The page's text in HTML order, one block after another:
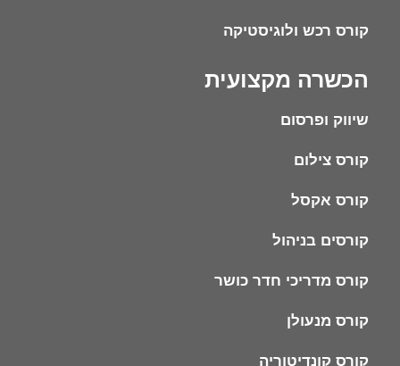
הכשרה מקצועית
שיווק ופרסום
קורס צילום
קורס אקסל
קורסים בניהול
קורס מדריכי חדר כושר
קורס מנעולן
קורס קונדיטוריה
קורס רכש ולוגיסטיקה